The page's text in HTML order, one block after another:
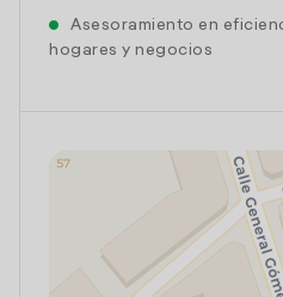
Asesoramiento en
hogares y negocios